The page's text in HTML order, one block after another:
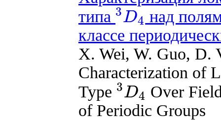
типа 3D4
D4
над
классе
X. Wei, W. Guo, D.
Characterization of
Type 3D4
D4
Over
of Periodic Groups